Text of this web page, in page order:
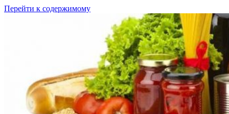
Перейти к содержимому